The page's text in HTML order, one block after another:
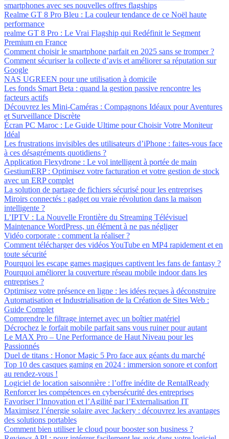
smartphones avec ses nouvelles offres flagships
Realme GT 8 Pro Bleu : La couleur tendance de ce Noël haute
performance
realme GT 8 Pro : Le Vrai Flagship qui Redéfinit le Segment
Premium en France
Comment choisir le smartphone parfait en 2025 sans se tromper ?
Comment sécuriser la collecte d’avis et améliorer sa réputation sur
Google
NAS UGREEN pour une utilisation à domicile
Les fonds Smart Beta : quand la gestion passive rencontre les
facteurs actifs
Découvrez les Mini-Caméras : Compagnons Idéaux pour Aventures
et Surveillance Discrète
Écran PC Maroc : Le Guide Ultime pour Choisir Votre Moniteur
Idéal
Les frustrations invisibles des utilisateurs d’iPhone : faites-vous face
à ces désagréments quotidiens ?
Application Flexydrone : Le vol intelligent à portée de main
GestiumERP : Optimisez votre facturation et votre gestion de stock
avec un ERP complet
La solution de partage de fichiers sécurisé pour les entreprises
Miroirs connectés : gadget ou vraie révolution dans la maison
intelligente ?
L’IPTV : La Nouvelle Frontière du Streaming Télévisuel
Maintenance WordPress, un élément à ne pas négliger
Vidéo corporate : comment la réaliser ?
Comment télécharger des vidéos YouTube en MP4 rapidement et en
toute sécurité
Pourquoi les escape games magiques captivent les fans de fantasy ?
Pourquoi améliorer la couverture réseau mobile indoor dans les
entreprises ?
Optimisez votre présence en ligne : les idées reçues à déconstruire
Automatisation et Industrialisation de la Création de Sites Web :
Guide Complet
Comprendre le filtrage internet avec un boîtier matériel
Décrochez le forfait mobile parfait sans vous ruiner pour autant
Le MAX Pro – Une Performance de Haut Niveau pour les
Passionnés
Duel de titans : Honor Magic 5 Pro face aux géants du marché
Top 10 des casques gaming en 2024 : immersion sonore et confort
au rendez-vous !
Logiciel de location saisonnière : l’offre inédite de RentalReady
Renforcer les compétences en cybersécurité des entreprises
Favoriser l’Innovation et l’Agilité par l’Externalisation IT
Maximisez l’énergie solaire avec Jackery : découvrez les avantages
des solutions portables
Comment bien utiliser le cloud pour booster son business ?